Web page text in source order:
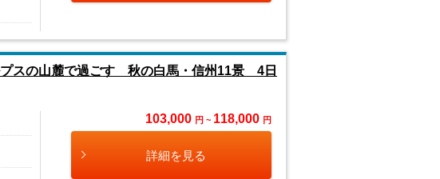
プスの山麓で過ごす 秋の白馬・信州11景 4日
103,000 円 ~ 118,000 円
詳細を見る